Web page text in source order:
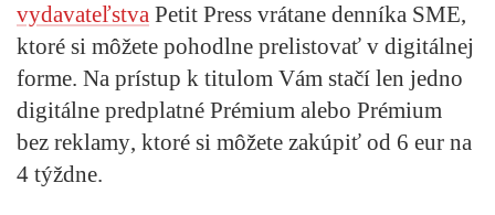
vydavateľstva Petit Press vrátane denníka SME,
ktoré si môžete pohodlne prelistovať v digitálnej
forme. Na prístup k titulom Vám stačí len jedno
digitálne predplatné Prémium alebo Prémium
bez reklamy, ktoré si môžete zakúpiť od 6 eur na
4 týždne.